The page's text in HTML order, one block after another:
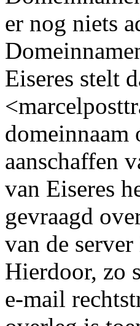
er nog niets
Eiseres stelt
domeinnaam
aanschaffen
van Eiseres
gevraagd
van de
Hierdoor, zo
e-mail